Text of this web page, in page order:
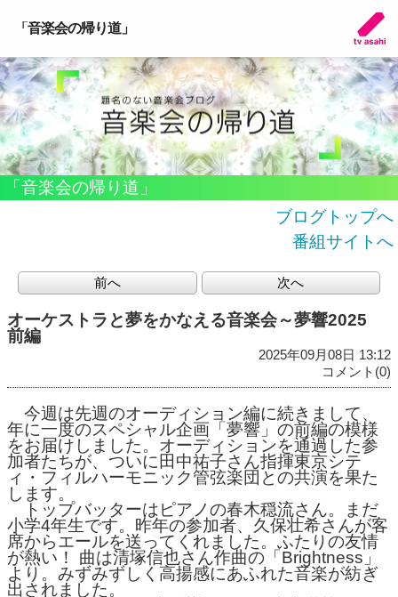
「音楽会の帰り道」
「音楽会の帰り道」
ブログトップへ
番組サイトへ
前へ 次へ
オーケストラと夢をかなえる音楽会～夢響2025
前編
2025年09月08日 13:12
コメント(0)
今週は先週のオーディション編に続きまして、
年に一度のスペシャル企画「夢響」の前編の模様
をお届けしました。オーディションを通過した参
加者たちが、ついに田中祐子さん指揮東京シテ
ィ・フィルハーモニック管弦楽団との共演を果た
します。
トップバッターはピアノの春木穏流さん。まだ
小学4年生です。昨年の参加者、久保壮希さんが客
席からエールを送ってくれました。ふたりの友情
が熱い！ 曲は清塚信也さん作曲の「Brightness」
より。みずみずしく高揚感にあふれた音楽が紡ぎ
出されました。